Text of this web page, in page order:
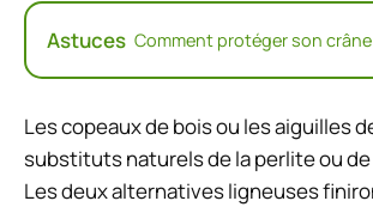
Astuces Comment protéger son
Les copeaux de bois ou les aiguilles
substituts naturels de la perlite ou
Les deux alternatives ligneuses